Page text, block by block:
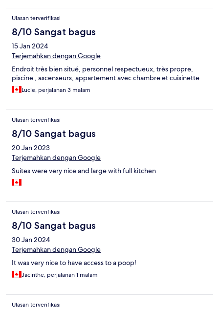
Ulasan terverifikasi
8/10 Sangat bagus
15 Jan 2024
Terjemahkan dengan Google
Endroit très bien situé, personnel respectueux, très propre,
piscine , ascenseurs, appartement avec chambre et cuisinette
Lucie, perjalanan 3 malam
Ulasan terverifikasi
8/10 Sangat bagus
20 Jan 2023
Terjemahkan dengan Google
Suites were very nice and large with full kitchen
Ulasan terverifikasi
8/10 Sangat bagus
30 Jan 2024
Terjemahkan dengan Google
It was very nice to have access to a poop!
Jacinthe, perjalanan 1 malam
Ulasan terverifikasi